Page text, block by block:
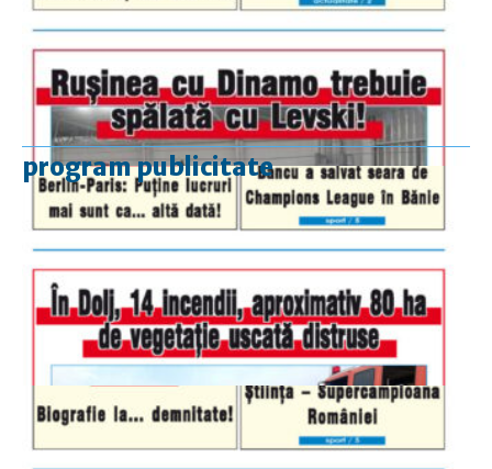
program publicitate
luni-vineri
9.00 - 17.00
duminică
9.00 - 12.00